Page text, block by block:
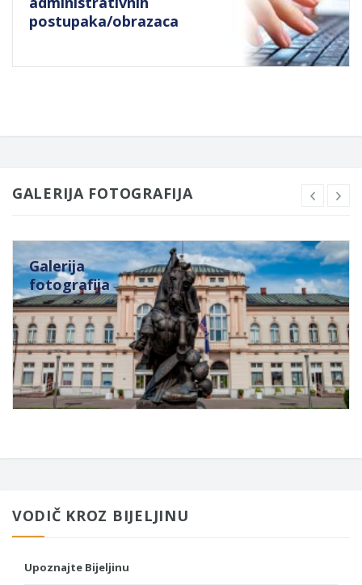
postupaka/obrazaca
GALERIJA FOTOGRAFIJA
Galerija
fotografija
VODIČ KROZ BIJELJINU
Upoznajte Bijeljinu